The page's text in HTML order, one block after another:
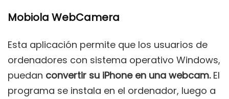
Mobiola WebCamera
Esta aplicación permite que los usuarios de
ordenadores con sistema operativo Windows,
puedan convertir su iPhone en una webcam.El
programa se instala en el ordenador, luego a